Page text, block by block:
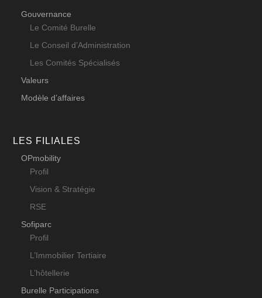
Gouvernance
Le Comité Burelle
Le Conseil d’Administration
Les Comités Spécialisés
Valeurs
Modèle d’affaires
LES FILIALES
OPmobility
Profil
Vision & Stratégie
RSE
Sofiparc
Profil
L’Immobilier Tertiaire
L’hôtellerie
Burelle Participations